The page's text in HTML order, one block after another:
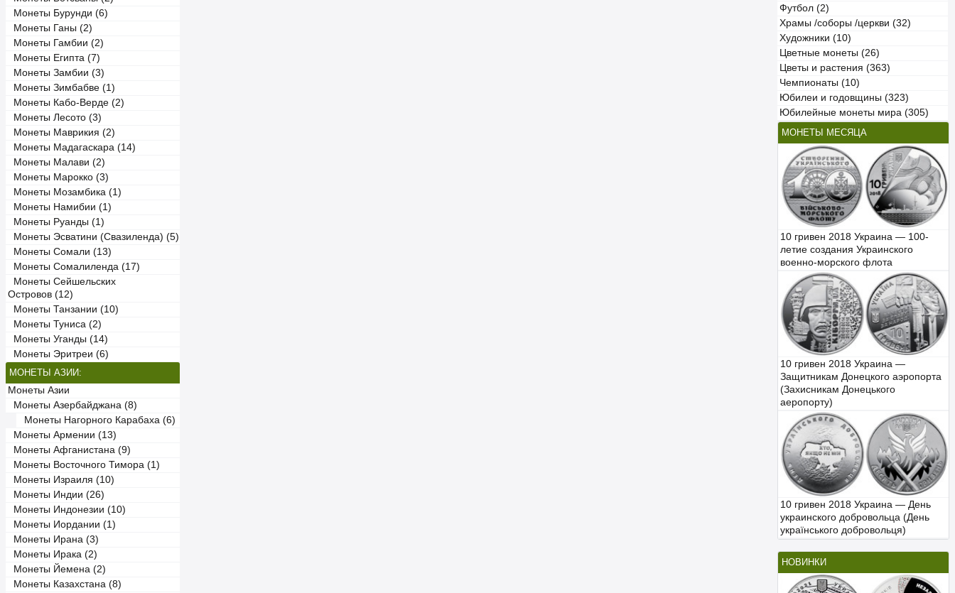
Монеты Бурунди (6)
Монеты Ганы (2)
Монеты Гамбии (2)
Монеты Египта (7)
Монеты Замбии (3)
Монеты Зимбабве (1)
Монеты Кабо-Верде (2)
Монеты Лесото (3)
Монеты Маврикия (2)
Монеты Мадагаскара (14)
Монеты Малави (2)
Монеты Марокко (3)
Монеты Мозамбика (1)
Монеты Намибии (1)
Монеты Руанды (1)
Монеты Эсватини (Свазиленда) (5)
Монеты Сомали (13)
Монеты Сомалиленда (17)
Монеты Сейшельских
Островов (12)
Монеты Танзании (10)
Монеты Туниса (2)
Монеты Уганды (14)
Монеты Эритреи (6)
МОНЕТЫ АЗИИ:
Монеты Азии
Монеты Азербайджана (8)
Монеты Нагорного Карабаха (6)
Монеты Армении (13)
Монеты Афганистана (9)
Монеты Восточного Тимора (1)
Монеты Израиля (10)
Монеты Индии (26)
Монеты Индонезии (10)
Монеты Иордании (1)
Монеты Ирана (3)
Монеты Ирака (2)
Монеты Йемена (2)
Монеты Казахстана (8)
Футбол (2)
Храмы /соборы /церкви (32)
Художники (10)
Цветные монеты (26)
Цветы и растения (363)
Чемпионаты (10)
Юбилеи и годовщины (323)
Юбилейные монеты мира (305)
МОНЕТЫ МЕСЯЦА
10 гривен 2018 Украина — 100-
летие создания Украинского
военно-морского флота
10 гривен 2018 Украина —
Защитникам Донецкого аэропорта
(Захисникам Донецького
аеропорту)
10 гривен 2018 Украина — День
украинского добровольца (День
українського добровольця)
НОВИНКИ